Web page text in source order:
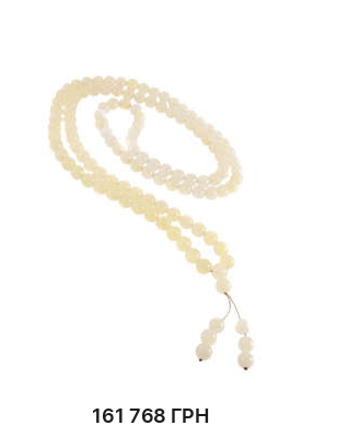
161 768 ГРН